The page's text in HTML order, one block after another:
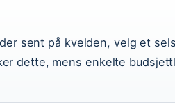
sent på kvelden, velg et
dette, mens enkelte